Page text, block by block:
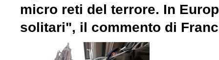
micro reti del terrore. In
solitari", il commento di